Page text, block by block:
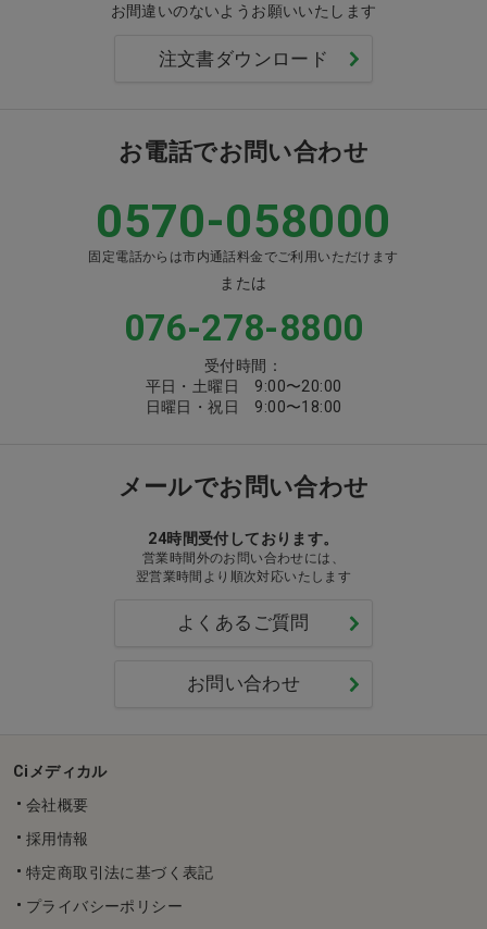
お間違いのないようお願いいたします
注文書ダウンロード
お電話でお問い合わせ
0570-058000
固定電話からは市内通話料金でご利用いただけます
または
076-278-8800
受付時間：
平日・土曜日 9:00〜20:00
日曜日・祝日 9:00〜18:00
メールでお問い合わせ
24時間受付しております。
営業時間外のお問い合わせには、
翌営業時間より順次対応いたします
よくあるご質問
お問い合わせ
Ciメディカル
会社概要
採用情報
特定商取引法に基づく表記
プライバシーポリシー